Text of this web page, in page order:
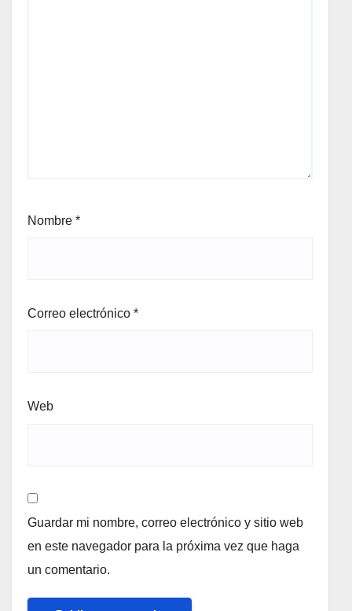
Nombre *
Correo electrónico *
Web
Guardar mi nombre, correo electrónico y sitio web
en este navegador para la próxima vez que haga
un comentario.